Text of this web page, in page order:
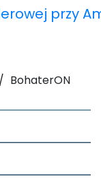
przy
/ BohaterON